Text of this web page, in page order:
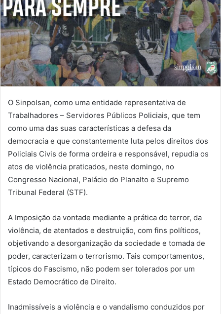
O Sinpolsan, como uma entidade representativa de
Trabalhadores – Servidores Públicos Policiais, que tem
como uma das suas características a defesa da
democracia e que constantemente luta pelos direitos dos
Policiais Civis de forma ordeira e responsável, repudia os
atos de violência praticados, neste domingo, no
Congresso Nacional, Palácio do Planalto e Supremo
Tribunal Federal (STF).
A Imposição da vontade mediante a prática do terror, da
violência, de atentados e destruição, com fins políticos,
objetivando a desorganização da sociedade e tomada de
poder, caracterizam o terrorismo. Tais comportamentos,
típicos do Fascismo, não podem ser tolerados por um
Estado Democrático de Direito.
Inadmissíveis a violência e o vandalismo conduzidos por